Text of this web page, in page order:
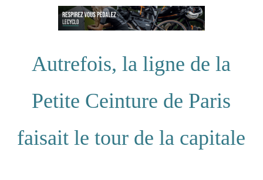
Autrefois, la ligne de la
Petite Ceinture de Paris
faisait le tour de la capitale